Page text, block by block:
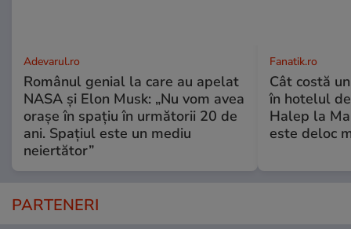
Adevarul.ro
Românul genial la care au apelat
NASA și Elon Musk: „Nu vom avea
orașe în spațiu în următorii 20 de
ani. Spațiul este un mediu
neiertător”
Fanatik.ro
Cât costă
în hotelul
Halep la
este deloc
PARTENERI